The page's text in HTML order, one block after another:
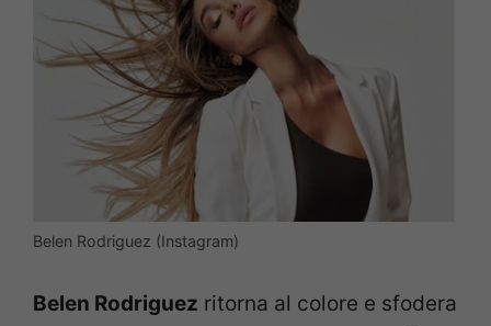
Belen Rodriguez (Instagram)
Belen Rodriguez ritorna al colore e sfodera